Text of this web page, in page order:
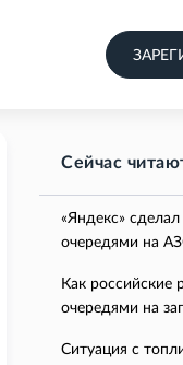
Сейчас
«Яндекс»
очередями на
Как российские
очередями на
Ситуация с